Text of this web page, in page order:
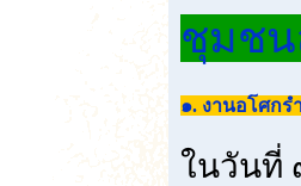
ชุมช
๑. งานอโศก
ในวันที่